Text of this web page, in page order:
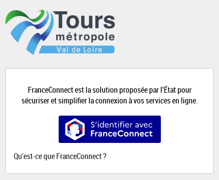
FranceConnect est la solution proposée par l’État pour
sécuriser et simplifier la connexion à vos services en ligne.
S’identifier avec FranceConnect
Qu’est-ce que FranceConnect ?